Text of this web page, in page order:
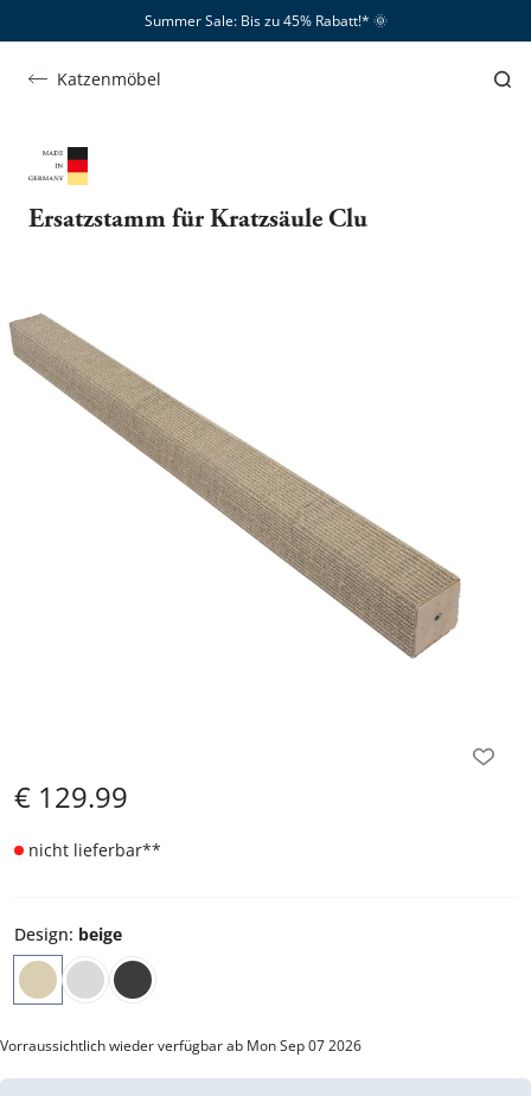
Summer Sale: Bis zu 45% Rabatt!*​ 🌞
Katzenmöbel
Ersatzstamm für Kratzsäule Clu
€ 129.99
nicht lieferbar**
Design: beige
Vorraussichtlich wieder verfügbar ab Mon Sep 07 2026